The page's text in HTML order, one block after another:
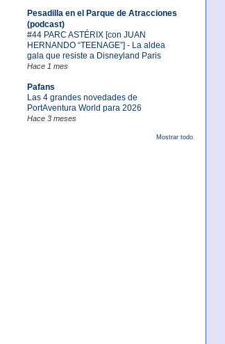
Pesadilla en el Parque de Atracciones
(podcast)
#44 PARC ASTÉRIX [con JUAN
HERNANDO “TEENAGE”] - La aldea
gala que resiste a Disneyland Paris
Hace 1 mes
Pafans
Las 4 grandes novedades de
PortAventura World para 2026
Hace 3 meses
Mostrar todo